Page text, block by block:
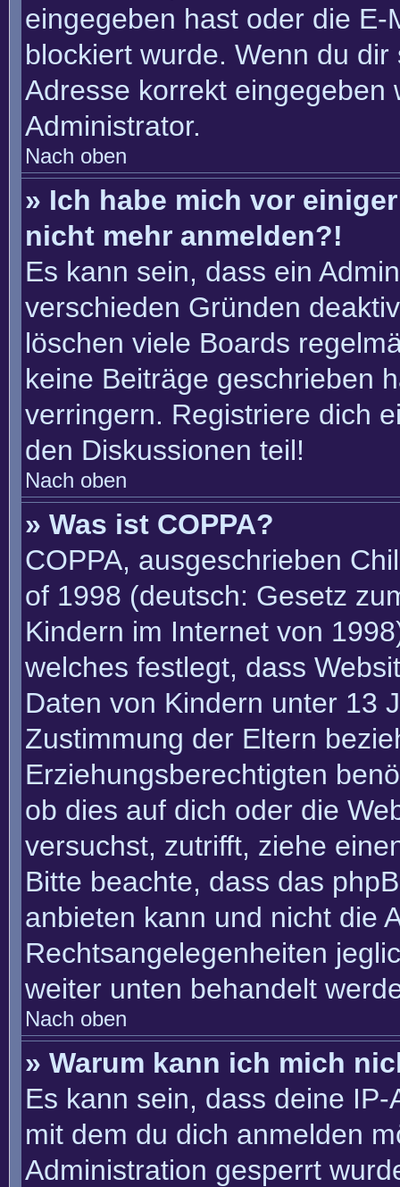
eingegeben hast oder die
blockiert wurde. Wenn du
Adresse korrekt
Administrator.
Nach oben
» Ich habe mich vor
nicht mehr anmelden?!
Es kann sein, dass ein
verschieden Gründen
löschen viele Boards
keine Beiträge geschrieben
verringern. Registriere dich
den Diskussionen teil!
Nach oben
» Was ist COPPA?
COPPA, ausgeschrieben
of 1998 (deutsch: Gesetz
Kindern im Internet von
welches festlegt, dass
Daten von Kindern unter 13
Zustimmung der Eltern
Erziehungsberechtigten
ob dies auf dich oder die
versuchst, zutrifft, ziehe
Bitte beachte, dass das
anbieten kann und nicht die
Rechtsangelegenheiten
weiter unten behandelt
Nach oben
» Warum kann ich mich
Es kann sein, dass deine
mit dem du dich anmelden
Administration gesperrt